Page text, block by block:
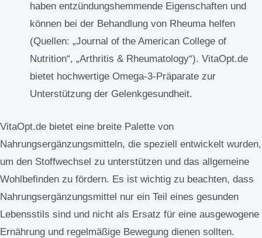
haben entzündungshemmende Eigenschaften und
können bei der Behandlung von Rheuma helfen
(Quellen: „Journal of the American College of
Nutrition“, „Arthritis & Rheumatology“). VitaOpt.de
bietet hochwertige Omega-3-Präparate zur
Unterstützung der Gelenkgesundheit.
VitaOpt.de bietet eine breite Palette von
Nahrungsergänzungsmitteln, die speziell entwickelt wurden,
um den Stoffwechsel zu unterstützen und das allgemeine
Wohlbefinden zu fördern. Es ist wichtig zu beachten, dass
Nahrungsergänzungsmittel nur ein Teil eines gesunden
Lebensstils sind und nicht als Ersatz für eine ausgewogene
Ernährung und regelmäßige Bewegung dienen sollten.